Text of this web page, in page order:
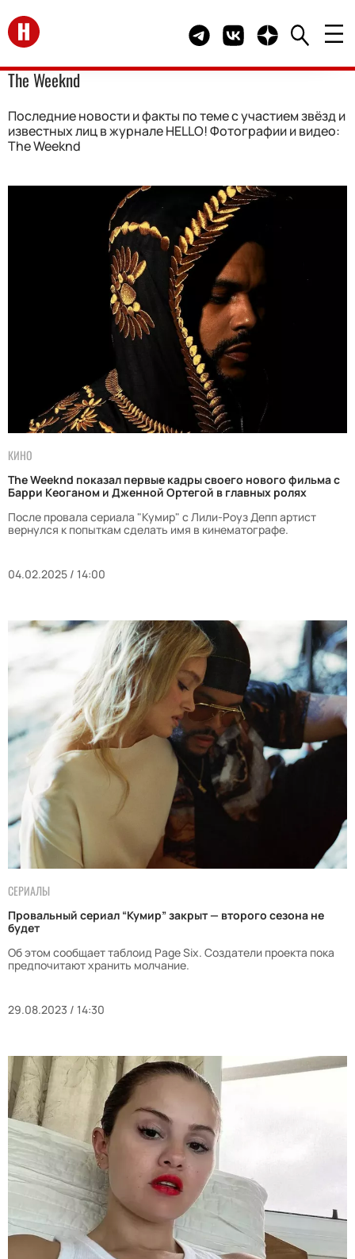
Перейти на главную Telegram канал HELLO
Группа HELLO
Канал HELLO в
The Weeknd
Последние новости и факты по теме с участием звёзд и
известных лиц в журнале HELLO! Фотографии и видео:
The Weeknd
КИНО
The Weeknd показал первые кадры своего нового фильма с
Барри Кеоганом и Дженной Ортегой в главных ролях
После провала сериала "Кумир" с Лили-Роуз Депп артист
вернулся к попыткам сделать имя в кинематографе.
04.02.2025 / 14:00
СЕРИАЛЫ
Провальный сериал “Кумир” закрыт — второго сезона не
будет
Об этом сообщает таблоид Page Six. Создатели проекта пока
предпочитают хранить молчание.
29.08.2023 / 14:30